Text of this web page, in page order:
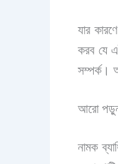
যার
করব যে
সম্পর্ক।
আরো
নামক